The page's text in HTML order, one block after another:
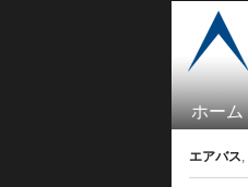
ホーム
エアバス,